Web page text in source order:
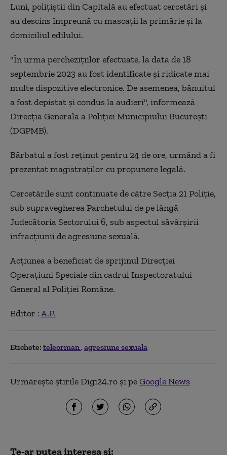
Luni, poliţiştii din Capitală au efectuat cercetări și
au descins împreună cu mascații la primărie și la
domiciliul edilului.
"În urma percheziţiilor efectuate, la data de 18
septembrie 2023 au fost identificate şi ridicate mai
multe dispozitive electronice. De asemenea, bănuitul
a fost depistat şi condus la audieri", informează
Direcţia Generală a Poliţiei Municipiului Bucureşti
(DGPMB).
Bărbatul a fost reţinut pentru 24 de ore, urmând a fi
prezentat magistraţilor cu propunere legală.
Cercetările sunt continuate de către Secţia 21 Poliţie,
sub supravegherea Parchetului de pe lângă
Judecătoria Sectorului 6, sub aspectul săvârşirii
infracţiunii de agresiune sexuală.
Acţiunea a beneficiat de sprijinul Direcţiei
Operaţiuni Speciale din cadrul Inspectoratului
General al Poliţiei Române.
Editor :A.P.
Etichete: teleorman agresiune sexuala
Urmărește știrile Digi24.ro și peGoogle News
Te-ar putea interesa și: